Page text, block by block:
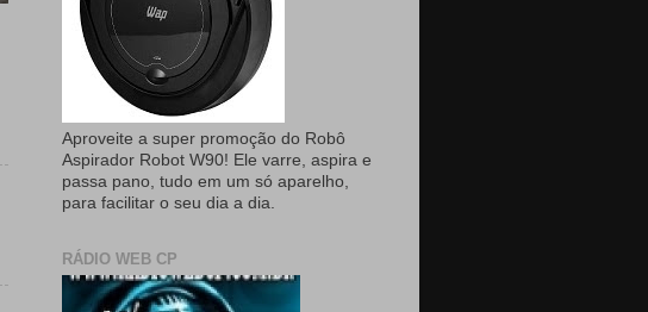
Aproveite a super promoção do Robô
Aspirador Robot W90! Ele varre, aspira e
passa pano, tudo em um só aparelho,
para facilitar o seu dia a dia.
RÁDIO WEB CP